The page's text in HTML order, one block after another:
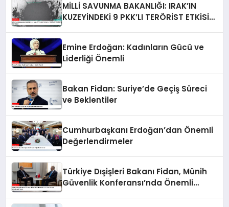
MİLLİ SAVUNMA BAKANLIĞI: IRAK’IN
KUZEYİNDEKİ 9 PKK’LI TERÖRİST ETKİSİZ
Emine Erdoğan: Kadınların Gücü ve
Liderliği Önemli
Bakan Fidan: Suriye’de Geçiş Süreci
ve Beklentiler
Cumhurbaşkanı Erdoğan’dan Önemli
Değerlendirmeler
Türkiye Dışişleri Bakanı Fidan, Münih
Güvenlik Konferansı’nda Önemli